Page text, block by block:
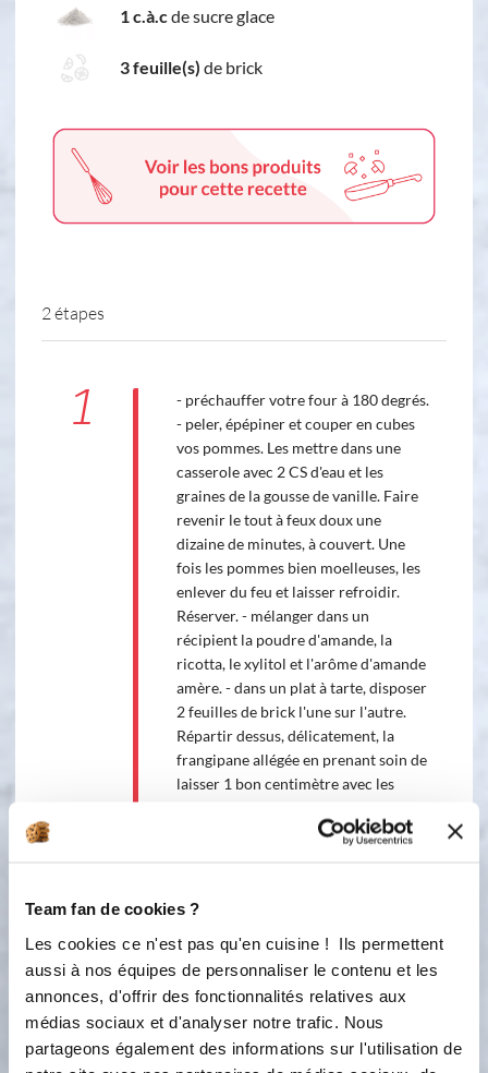
Team fan de cookies ?
Les cookies ce n'est pas qu'en cuisine ! Ils permettent
aussi à nos équipes de personnaliser le contenu et les
annonces, d'offrir des fonctionnalités relatives aux
médias sociaux et d'analyser notre trafic. Nous
partageons également des informations sur l'utilisation de
1 c.à.cde sucre glace
3 feuille(s) de brick
2 étapes
1
- préchauffer votre four à 180 degrés.
- peler, épépiner et couper en cubes
vos pommes. Les mettre dans une
casserole avec 2 CS d'eau et les
graines de la gousse de vanille. Faire
revenir le tout à feux doux une
dizaine de minutes, à couvert. Une
fois les pommes bien moelleuses, les
enlever du feu et laisser refroidir.
Réserver. - mélanger dans un
récipient la poudre d'amande, la
ricotta, le xylitol et l'arôme d'amande
amère. - dans un plat à tarte, disposer
2 feuilles de brick l'une sur l'autre.
Répartir dessus, délicatement, la
frangipane allégée en prenant soin de
laisser 1 bon centimètre avec les
pommes. - disposer dessus la dernière
tiède. - badigeonner d'un jaune d'oeuf.
jusqu'à ce que la feuille de brick soit
bien dorée. Une fois la galette sortie
du four, la saupoudrer avec du sucre
glace. Mon conseil pour la découper :
prendre un couteau pointu et couper